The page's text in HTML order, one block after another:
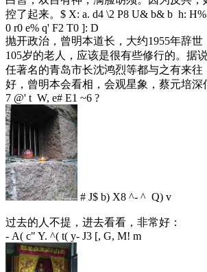
控了起来。 $ X: a. d4 \2 P8 U& b& b h:
0 r0 e% q' F2 T0 ]: D
抛开政治，曾明本道长，大约1955年辞世
105岁的老人，应该是很有些修行的。据
任著名的青岛市长沈鸿烈等都与之有来往
好，曾明本会看相，会观星象，蔡元培深
7 @' t W, e# E1 ~6 ?
# J$ b) X8 ^- ^ Q) v
过去的人不提，进去看看，非常好：
- A( c" Y. ^( t( y- J3 [, G, M! m